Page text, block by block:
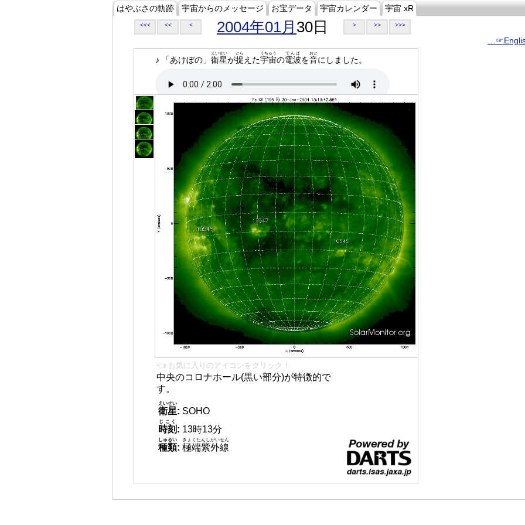
はやぶさの軌跡 宇宙からのメッセージ お宝データ 宇宙カレンダー 宇宙 xR
<<< << < 2004年01月 30日 > >> >>>
♪ 「あけぼの」 衛星
えいせい
が捉
とら
えた宇宙
うちゅう
の電波
でんぱ
を音
おと
にしました。
👈 お気に入りのアイコンをクリック！
中央のコロナホール(黒い部分)が特徴的で
す。
衛星
えいせい
: SOHO
時刻
じこく
: 13時13分
種類
しゅるい
: 極端紫外線
きょくたんしがいせん